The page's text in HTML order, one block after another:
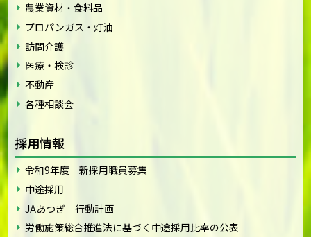
農業資材・食料品
プロパンガス・灯油
訪問介護
医療・検診
不動産
各種相談会
採用情報
令和9年度 新採用職員募集
中途採用
JAあつぎ 行動計画
労働施策総合推進法に基づく中途採用比率の公表